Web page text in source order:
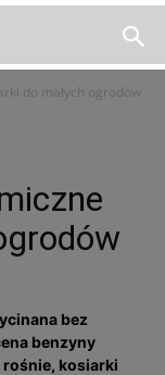
do małych ogrodów
bez
benzyny
kosiarki